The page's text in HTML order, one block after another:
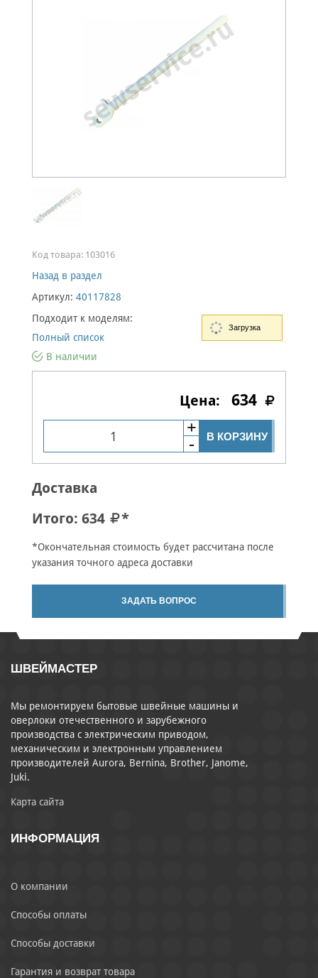
Код товара: 103016
Назад в раздел
Артикул: 40117828
Подходит к моделям:
Полный список
В наличии
634
В КОРЗИНУ
Доставка
Итого: 634 *
*Окончательная стоимость будет рассчитана после
указания точного адреса доставки
ЗАДАТЬ ВОПРОС
ШВЕЙМАСТЕР
Мы ремонтируем бытовые швейные машины и
оверлоки отечественного и зарубежного
производства с электрическим приводом,
механическим и электронным управлением
производителей Aurora, Bernina, Brother, Janome,
Juki.
Карта сайта
ИНФОРМАЦИЯ
О компании
Способы оплаты
Способы доставки
Гарантия и возврат товара
Загрузка